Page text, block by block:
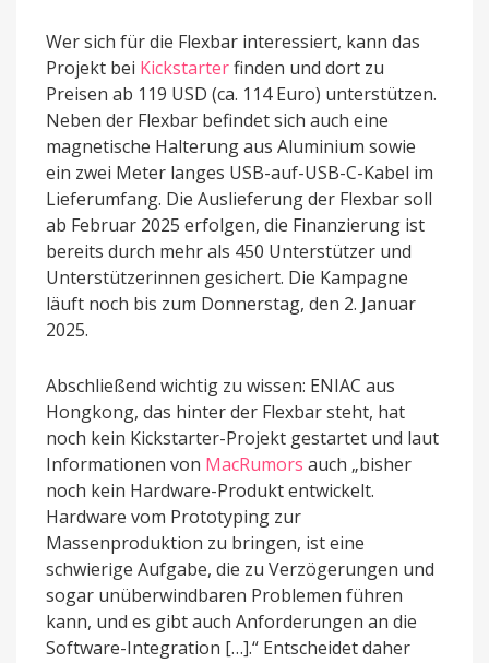
Wer sich für die Flexbar interessiert, kann das
Projekt bei Kickstarterfinden und dort zu
Preisen ab 119 USD (ca. 114 Euro) unterstützen.
Neben der Flexbar befindet sich auch eine
magnetische Halterung aus Aluminium sowie
ein zwei Meter langes USB-auf-USB-C-Kabel im
Lieferumfang. Die Auslieferung der Flexbar soll
ab Februar 2025 erfolgen, die Finanzierung ist
bereits durch mehr als 450 Unterstützer und
Unterstützerinnen gesichert. Die Kampagne
läuft noch bis zum Donnerstag, den 2. Januar
2025.
Abschließend wichtig zu wissen: ENIAC aus
Hongkong, das hinter der Flexbar steht, hat
noch kein Kickstarter-Projekt gestartet und laut
Informationen von MacRumors auch „bisher
noch kein Hardware-Produkt entwickelt.
Hardware vom Prototyping zur
Massenproduktion zu bringen, ist eine
schwierige Aufgabe, die zu Verzögerungen und
sogar unüberwindbaren Problemen führen
kann, und es gibt auch Anforderungen an die
Software-Integration […].“ Entscheidet daher